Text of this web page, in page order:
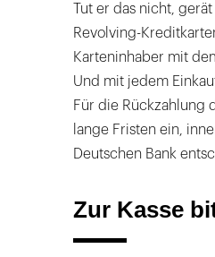
Tut er das nicht,
Revolving-
Karteninhaber mit
Und mit jedem
Für die Rückzahlung
lange Fristen ein,
Deutschen Bank
Zur Kasse